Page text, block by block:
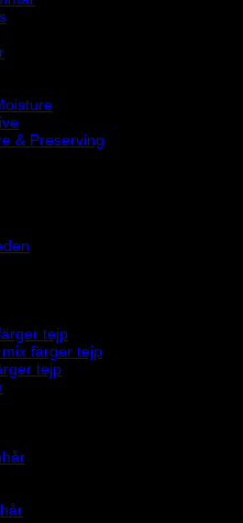
& Preserving
tejp
färger tejp
tejp